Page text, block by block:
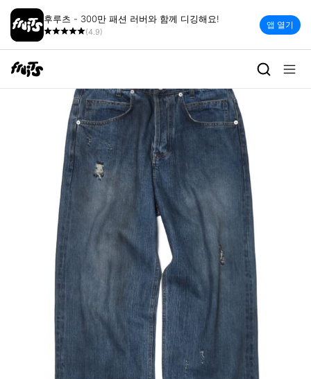
후루츠 - 300만 패션 러버와 함께 디깅해요!
(4.9)
앱 열기